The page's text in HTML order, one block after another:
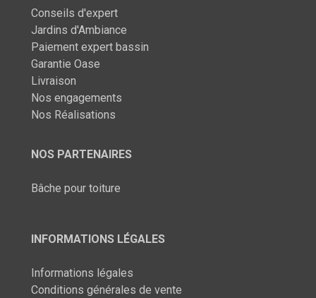
Conseils d'expert
Jardins d'Ambiance
Paiement expert bassin
Garantie Oase
Livraison
Nos engagements
Nos Réalisations
NOS PARTENAIRES
Bâche pour toiture
INFORMATIONS LÉGALES
Informations légales
Conditions générales de vente